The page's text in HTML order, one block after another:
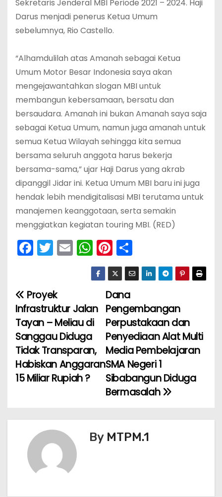
Sekretaris Jenderal MBI Periode 2021 – 2024. Haji
Darus menjadi penerus Ketua Umum
sebelumnya, Rio Castello.
“Alhamdulilah atas Amanah sebagai Ketua
Umum Motor Besar Indonesia saya akan
mengejawantahkan slogan MBI untuk
membangun kebersamaan, bersatu dan
bersaudara. Amanah ini bukan Amanah saya saja
sebagai Ketua Umum, namun juga amanah untuk
semua Ketua Wilayah sehingga kita semua
bersama seluruh anggota harus bekerja
bersama-sama,” ujar Haji Darus yang akrab
dipanggil Jidar ini. Ketua Umum MBI baru ini juga
hendak lebih mendigitalisasi MBI terutama untuk
manajemen keanggotaan, serta semakin
menggiatkan kegiatan touring MBI. (RED)
F
a
e
b
o
o
k
T
w
er
E
m
W
h
a
ts
A
p
p
Pi
nt
er
e
st
h
ar
N
a
v
i
g
s
Dana
Pengembangan
Perpustakaan dan
Penyediaan Alat Multi
Media Pembelajaran
SMA Negeri 1
Sibabangun Diduga
Bermasalah
Proyek
Infrastruktur Jalan
Tayan – Meliau di
Sanggau Diduga
Tidak Transparan,
Habiskan Anggaran
15 Miliar Rupiah ?
By MTPM.1